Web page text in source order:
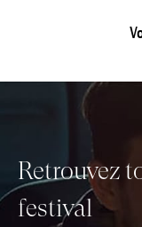
Retrouvez
festival